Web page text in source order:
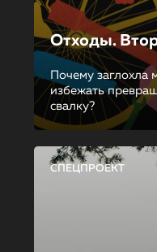
Отходы.
Почему заглохла
избежать
свалку?
СПЕЦПРОЕКТ